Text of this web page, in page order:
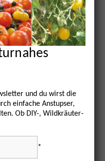
Wege und Felder.
überall, sie
weiße Tupfen-
und du wirst die
einfache Anstupser,
Ob DIY-, Wildkräuter-
*